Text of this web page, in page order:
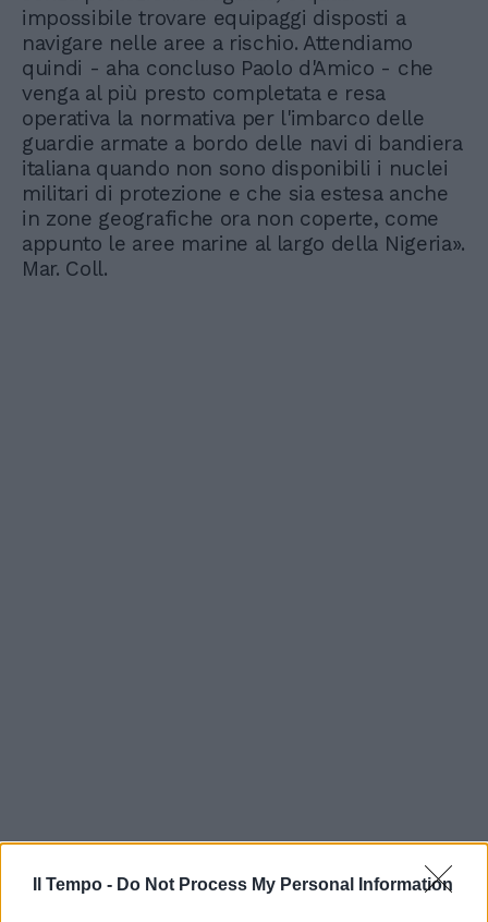
Il Tempo - Do Not Process My Personal Information
impossibile trovare equipaggi disposti a
navigare nelle aree a rischio. Attendiamo
quindi - aha concluso Paolo d'Amico - che
venga al più presto completata e resa
operativa la normativa per l'imbarco delle
guardie armate a bordo delle navi di bandiera
italiana quando non sono disponibili i nuclei
militari di protezione e che sia estesa anche
in zone geografiche ora non coperte, come
appunto le aree marine al largo della Nigeria».
Mar. Coll.
In evidenza